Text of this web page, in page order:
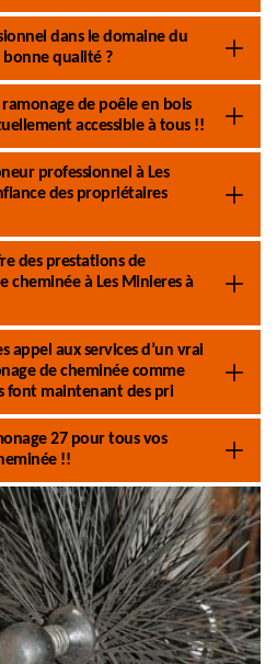
dans le domaine du
qualité ?
ramonage de poêle en bois
accessible à tous !!
professionnel à Les
des propriétaires
des prestations de
cheminée à Les Minieres à
appel aux services d’un vrai
de cheminée comme
font maintenant des pri
27 pour tous vos
!!